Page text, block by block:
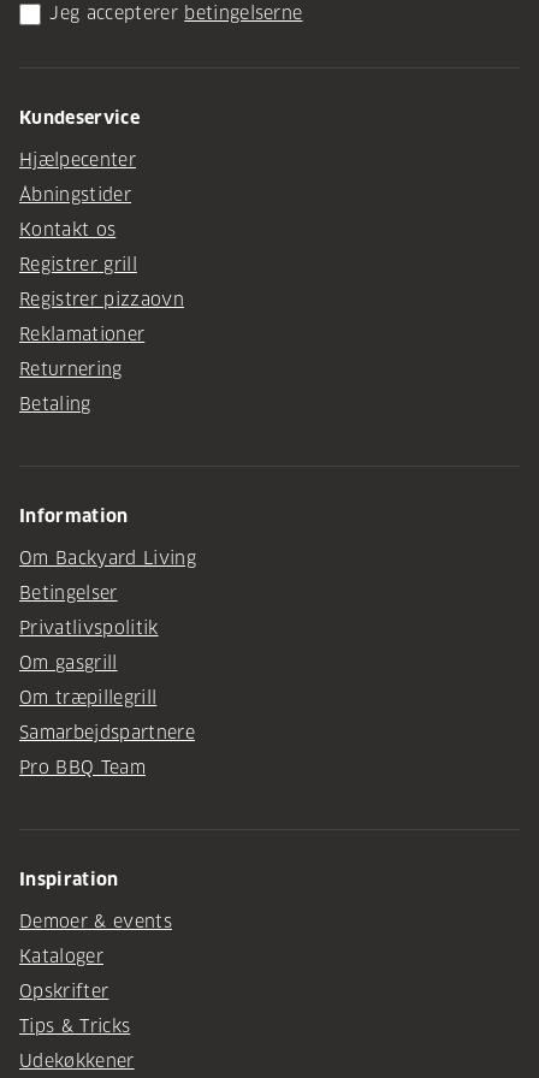
Jeg accepterer betingelserne
Kundeservice
Hjælpecenter
Åbningstider
Kontakt os
Registrer grill
Registrer pizzaovn
Reklamationer
Returnering
Betaling
Information
Om Backyard Living
Betingelser
Privatlivspolitik
Om gasgrill
Om træpillegrill
Samarbejdspartnere
Pro BBQ Team
Inspiration
Demoer & events
Kataloger
Opskrifter
Tips & Tricks
Udekøkkener